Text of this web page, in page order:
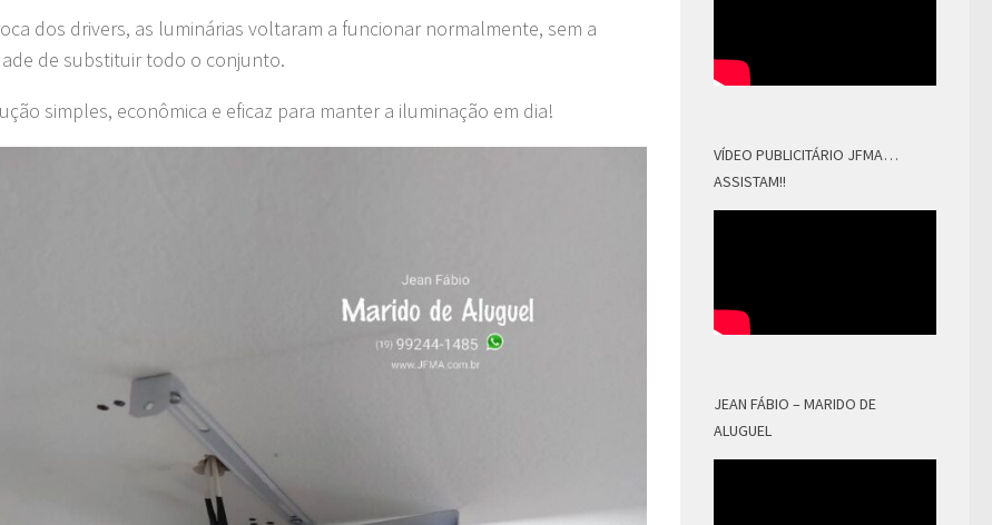
dos drivers, as luminárias voltaram a funcionar normalmente, sem a
de substituir todo o conjunto.
simples, econômica e eficaz para manter a iluminação em dia!
VÍDEO PUBLICITÁRIO JFMA…
ASSISTAM!!
JEAN FÁBIO – MARIDO DE
ALUGUEL